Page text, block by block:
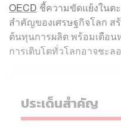
OECD ชี้ความขัดแย้งในต
สำคัญของเศรษฐกิจโลก ส
ต้นทุนการผลิต พร้อมเตือน
การเติบโตทั่วโลกอาจชะล
ประเด็นสำคัญ